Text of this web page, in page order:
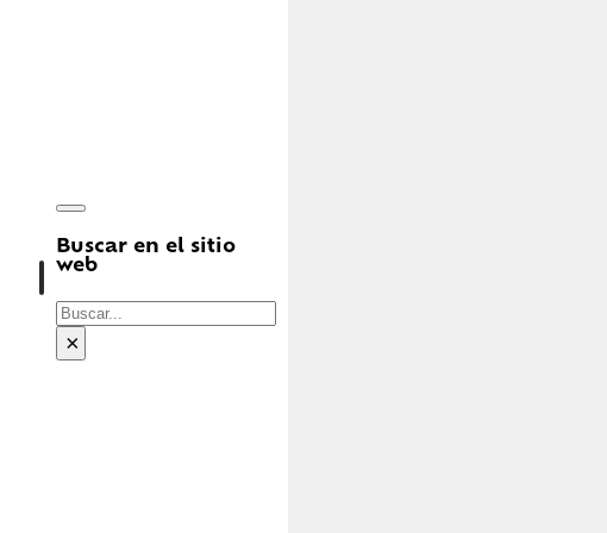
Buscar en el sitio
web
Buscar
×